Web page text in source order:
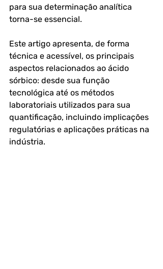
para sua determinação analítica
torna-se essencial.
Este artigo apresenta, de forma
técnica e acessível, os principais
aspectos relacionados ao ácido
sórbico: desde sua função
tecnológica até os métodos
laboratoriais utilizados para sua
quantificação, incluindo implicações
regulatórias e aplicações práticas na
indústria.